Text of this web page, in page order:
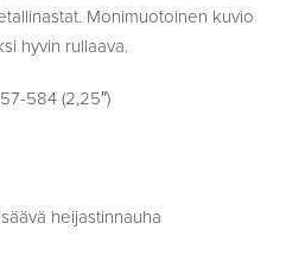
Monimuotoinen kuvio
hyvin rullaava.
584 (2,25″)
heijastinnauha